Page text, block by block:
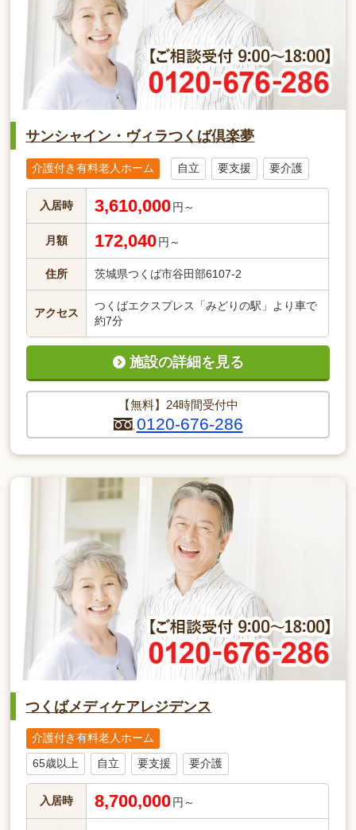
サンシャイン・ヴィラつくば倶楽夢
介護付き有料老人ホーム 自立 要支援 要介護
入居時 3,610,000 円～
月額 172,040 円～
住所 茨城県つくば市谷田部6107-2
アクセス
つくばエクスプレス「みどりの駅」より車で
約7分
【無料】24時間受付中
0120-676-286
施設の詳細を見る
つくばメディケアレジデンス
介護付き有料老人ホーム
65歳以上 自立 要支援 要介護
入居時 8,700,000 円～